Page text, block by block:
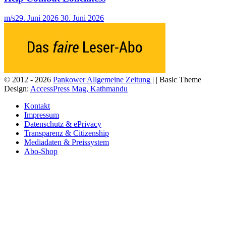
m/s29. Juni 2026 30. Juni 2026
© 2012 - 2026 Pankower Allgemeine Zeitung | | Basic Theme
Design: AccessPress Mag, Kathmandu
Kontakt
Impressum
Datenschutz & ePrivacy
Transparenz & Citizenship
Mediadaten & Preissystem
Abo-Shop